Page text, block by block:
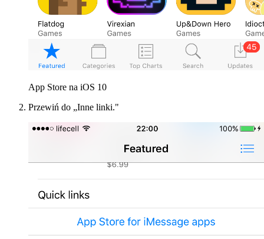
App Store na iOS 10
Przewiń do „Inne linki."